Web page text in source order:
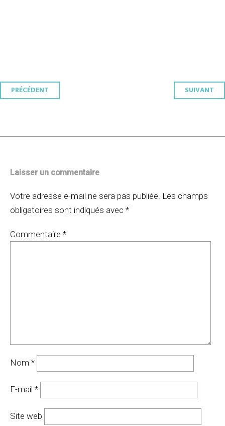
Navigation
PRÉCÉDENT SUIVANT
Laisser un commentaire
Votre adresse e-mail ne sera pas publiée. Les champs
obligatoires sont indiqués avec *
Commentaire *
Nom *
E-mail *
Site web